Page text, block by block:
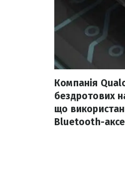
Компанія
бездротових
що
Bluetooth-